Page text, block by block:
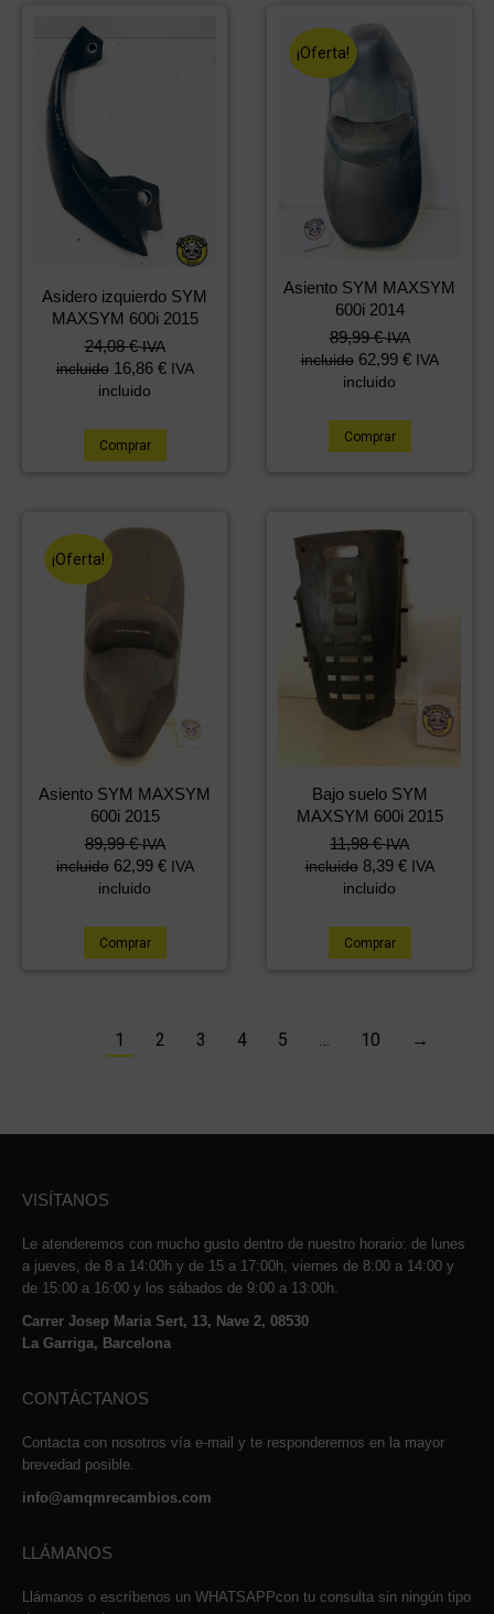
Asidero izquierdo SYM
MAXSYM 600i 2015
24,08€ IVA
incluido 16,86 € IVA
incluido
Comprar
¡Oferta!
Asiento SYM MAXSYM
600i 2014
El
precio
original
120,88 €.
89,99€El
precio
actual
89,99 €.
IVA
incluido 62,99 € IVA
incluido
Comprar
¡Oferta!
Asiento SYM MAXSYM
600i 2015
El
precio
original
120,88 €.
89,99€El
precio
actual
89,99 €.
IVA
incluido 62,99 € IVA
incluido
Comprar
Bajo suelo SYM
MAXSYM 600i 2015
11,98€ IVA
incluido 8,39 € IVA
incluido
Comprar
1 2 3 4 5 … 10 →
VISÍTANOS
Le atenderemos con mucho gusto dentro de nuestro horario: de lunes
a jueves, de 8 a 14:00h y de 15 a 17:00h, viernes de 8:00 a 14:00 y
de 15:00 a 16:00 y los sábados de 9:00 a 13:00h.
Carrer Josep Maria Sert, 13, Nave 2, 08530
La Garriga, Barcelona
CONTÁCTANOS
Contacta con nosotros vía e-mail y te responderemos en la mayor
brevedad posible.
info@amqmrecambios.com
LLÁMANOS
Llámanos o escríbenos un WHATSAPPcon tu consulta sin ningún tipo